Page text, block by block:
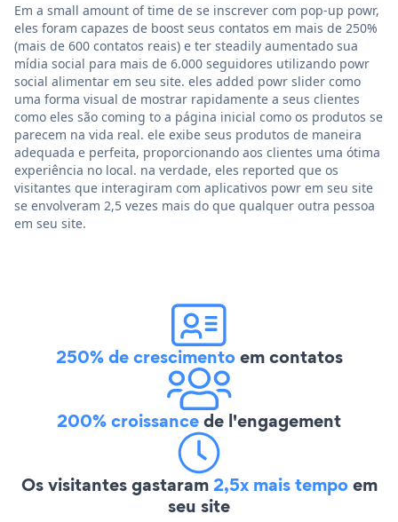
Em a small amount of time de se inscrever com pop-up powr,
eles foram capazes de boost seus contatos em mais de 250%
(mais de 600 contatos reais) e ter steadily aumentado sua
mídia social para mais de 6.000 seguidores utilizando powr
social alimentar em seu site. eles added powr slider como
uma forma visual de mostrar rapidamente a seus clientes
como eles são coming to a página inicial como os produtos se
parecem na vida real. ele exibe seus produtos de maneira
adequada e perfeita, proporcionando aos clientes uma ótima
experiência no local. na verdade, eles reported que os
visitantes que interagiram com aplicativos powr em seu site
se envolveram 2,5 vezes mais do que qualquer outra pessoa
em seu site.
250% de crescimentoem contatos
200% croissancede l'engagement
Os visitantes gastaram2,5x mais tempoem
seu site